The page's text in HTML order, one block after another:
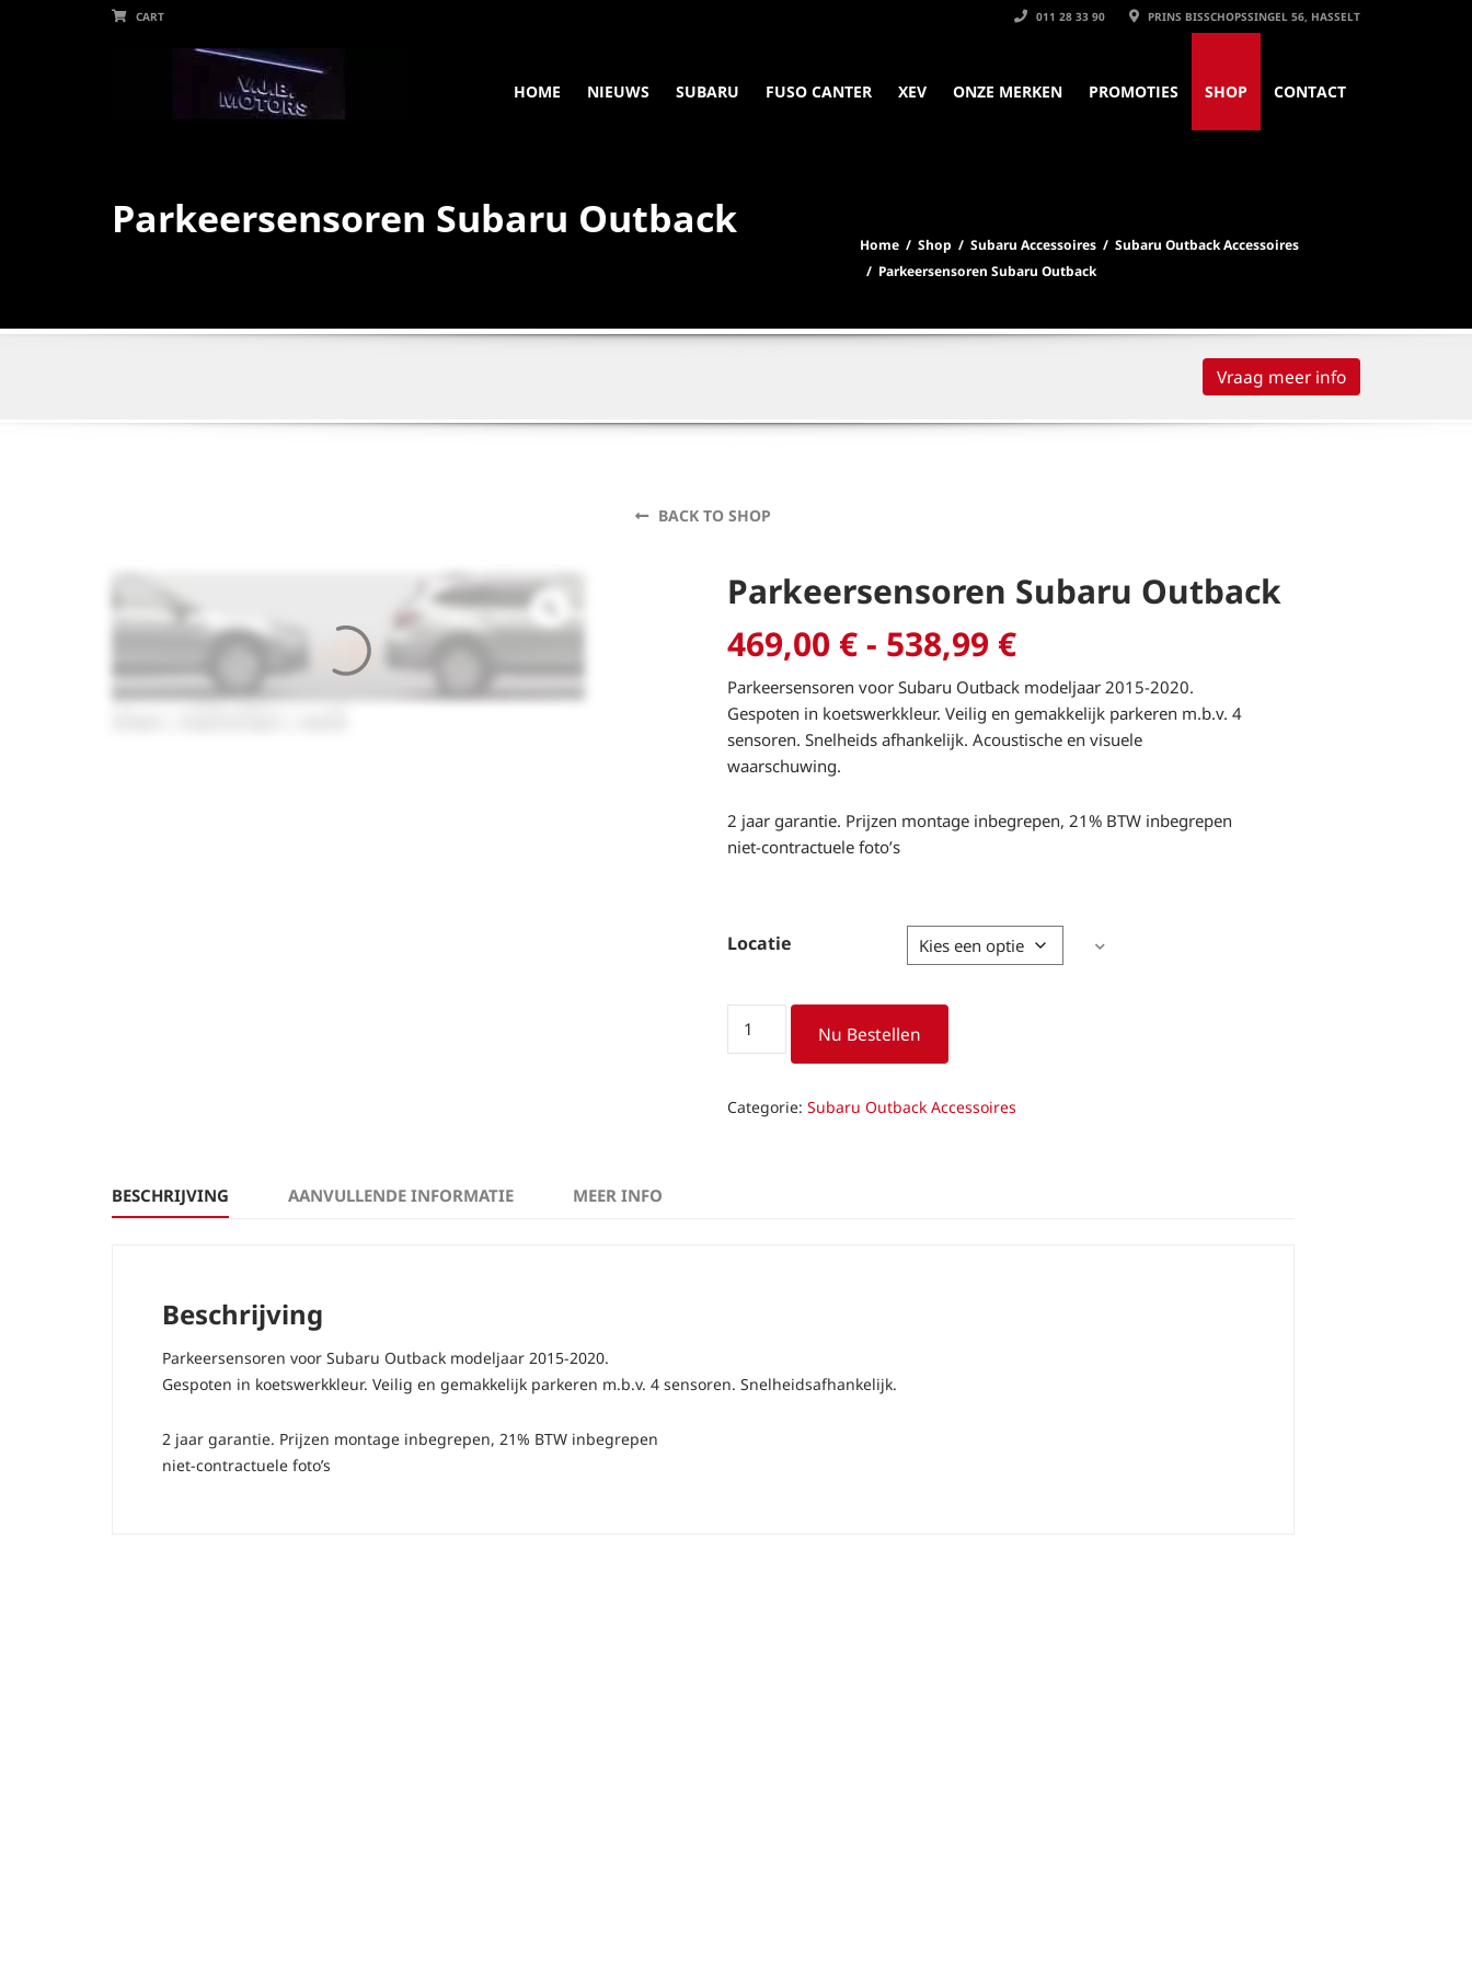
CART 011 28 33 90 PRINS BISSCHOPSSINGEL 56, HASSELT
HOME NIEUWS SUBARU FUSO CANTER XEV ONZE MERKEN PROMOTIES SHOP CONTACT
Parkeersensoren Subaru Outback
Home/ Shop / Subaru Accessoires/ Subaru Outback Accessoires
/ Parkeersensoren Subaru Outback
Vraag meer info
BACK TO SHOP
Parkeersensoren Subaru Outback
469,00 € - 538,99 €Prijsklasse:
469,00 €
tot
538,99 €
Parkeersensoren voor Subaru Outback modeljaar 2015-2020.
Gespoten in koetswerkkleur. Veilig en gemakkelijk parkeren m.b.v. 4
sensoren. Snelheids afhankelijk. Acoustische en visuele
waarschuwing.
2 jaar garantie. Prijzen montage inbegrepen, 21% BTW inbegrepen
niet-contractuele foto’s
Locatie
Subaru
Nu Bestellen
Categorie: Subaru Outback Accessoires
BESCHRIJVING AANVULLENDE INFORMATIE MEER INFO
Beschrijving
Parkeersensoren voor Subaru Outback modeljaar 2015-2020.
Gespoten in koetswerkkleur. Veilig en gemakkelijk parkeren m.b.v. 4 sensoren. Snelheidsafhankelijk.
2 jaar garantie. Prijzen montage inbegrepen, 21% BTW inbegrepen
niet-contractuele foto’s